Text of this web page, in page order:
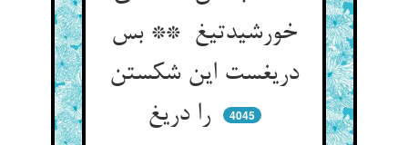
خورشیدتیغ ** بس
دریغست این شکستن
را دریغ
4045